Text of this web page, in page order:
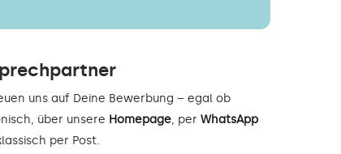
uns auf Deine Bewerbung – egal ob
über unsere Homepage, per WhatsApp
per Post.